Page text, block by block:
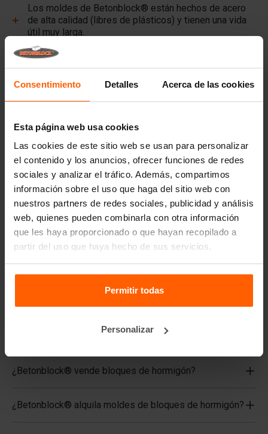
Consentimiento Detalles Acerca de las cookies
Esta página web usa cookies
Las cookies de este sitio web se usan para personalizar
el contenido y los anuncios, ofrecer funciones de redes
sociales y analizar el tráfico. Además, compartimos
información sobre el uso que haga del sitio web con
nuestros partners de redes sociales, publicidad y análisis
web, quienes pueden combinarla con otra información
que les haya proporcionado o que hayan recopilado a
partir del uso que haya hecho de sus servicios.
Permitir todas
Personalizar
Los moldes de Betonblock® están hechos de acero
de alta calidad (libres de plásticos) y tienen una vida
útil muy larga.
Los moldes de Betonblock® conservan su forma,
incluso tras un uso intensivo, durante más de una
moldes de acero para hormigón desde hace más de
Enlaces útiles
Divisores
Placas de cubierta
Equipos de elevación
Equipos de manipulación
Accesorios
Piezas de recambio
Preguntas frecuentes
¿De qué material están hechos los moldes?
¿Betonblock® vende bloques de hormigón?
¿Betonblock® alquila moldes de bloques de hormigón?